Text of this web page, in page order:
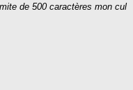
de 500 caractères mon cul